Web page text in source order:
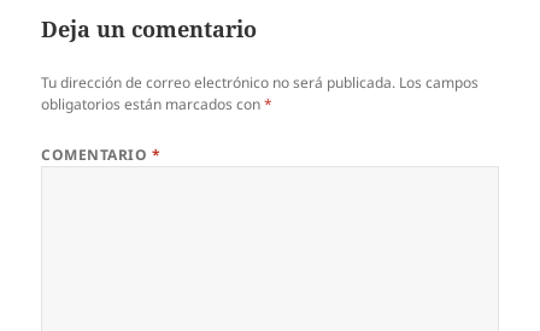
Deja un comentario
Tu dirección de correo electrónico no será publicada. Los campos
obligatorios están marcados con*
COMENTARIO *